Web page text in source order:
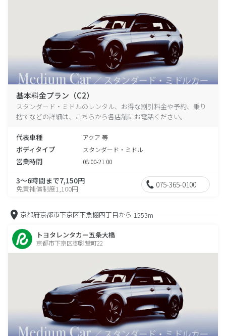
基本料金プラン（C2）
スタンダード・ミドルのレンタル、お得な割引料金や予約、乗り
捨てなどの詳細は、こちらから各店舗にお電話ください。
代表車種 アクア 等
ボディタイプ スタンダード・ミドル
営業時間 08:00-21:00
3～6時間まで7,150円
免責補償制度1,100円 075-365-0100
京都府京都市下京区下魚棚四丁目から 1553m
トヨタレンタカー五条大橋
京都市下京区御影堂町22